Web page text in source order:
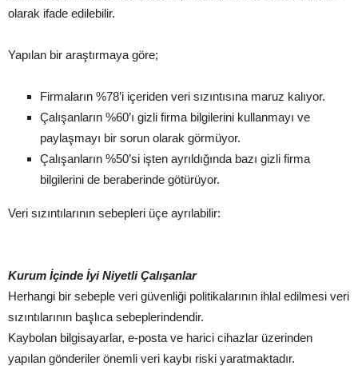
olarak ifade edilebilir.
Yapılan bir araştırmaya göre;
Firmaların %78’i içeriden veri sızıntısına maruz kalıyor.
Çalışanların %60’ı gizli firma bilgilerini kullanmayı ve
paylaşmayı bir sorun olarak görmüyor.
Çalışanların %50’si işten ayrıldığında bazı gizli firma
bilgilerini de beraberinde götürüyor.
Veri sızıntılarının sebepleri üçe ayrılabilir:
Kurum İçinde İyi Niyetli Çalışanlar
Herhangi bir sebeple veri güvenliği politikalarının ihlal edilmesi veri
sızıntılarının başlıca sebeplerindendir.
Kaybolan bilgisayarlar, e-posta ve harici cihazlar üzerinden
yapılan gönderiler önemli veri kaybı riski yaratmaktadır.